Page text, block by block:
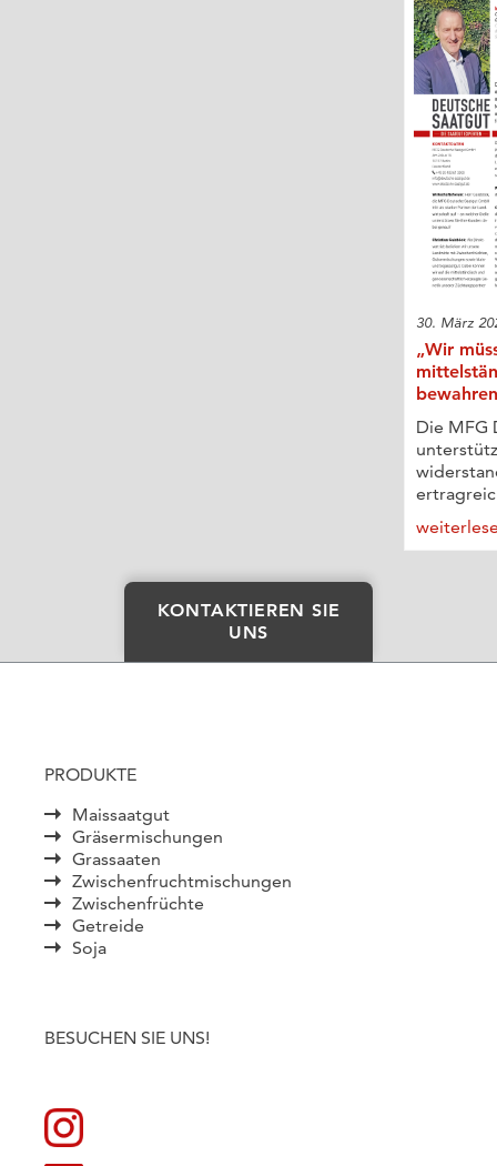
30. März
„Wir
Die MFG
KONTAKTIEREN SIE
UNS
PRODUKTE
Maissaatgut
Gräsermischungen
Grassaaten
Zwischenfruchtmischungen
Zwischenfrüchte
Getreide
Soja
BESUCHEN SIE UNS!